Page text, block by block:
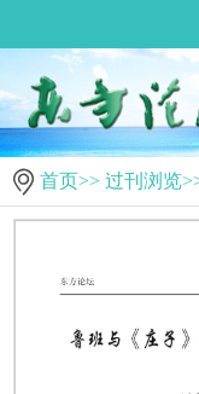
首页>> 过刊浏览